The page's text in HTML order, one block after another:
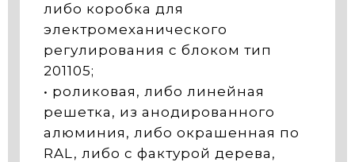
либо коробка для
электромеханического
регулирования с блоком тип
201105;
• роликовая, либо линейная
решетка, из анодированного
алюминия, либо окрашенная по
RAL, либо с фактурой дерева,